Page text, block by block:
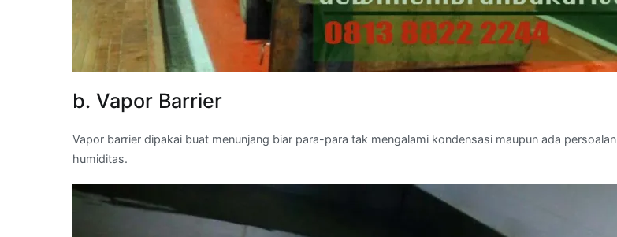
b. Vapor Barrier
Vapor barrier dipakai buat menunjang biar para-para tak mengalami kondensasi maupun ada persoalan
humiditas.